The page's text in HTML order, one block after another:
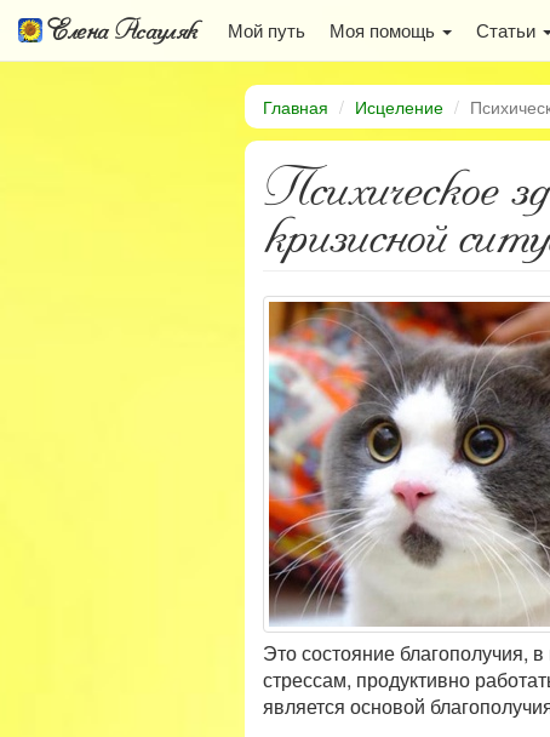
Елена Асауляк Мой путь Моя помощь Статьи
Главная Исцеление
Психическое
кризисной
Это состояние благополучия,
стрессам, продуктивно
является основой